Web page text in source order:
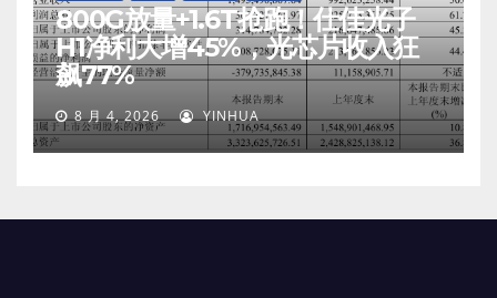
800G放量+1.6T抢跑！仕佳光子
H1净利大增45%，光芯片收入狂
飙77%
8 月 4, 2026 YINHUA